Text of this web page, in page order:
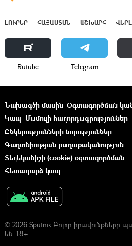
ԼՈՒՐԵՐ ՀԱՅԱՍՏԱՆ ԱՇԽԱՐՀ
Rutube Telegram
Նախագծի մասին Օգտագործման
Կապ Մամուլի հաղորդագրություններ
Ընկերությունների նորություններ
Գաղտնիության քաղաքականություն
Տեղեկանիշի (cookie) օգտագործման
Հետադարձ կապ
© 2026 Sputnik Բոլոր իրավունքները
են. 18+